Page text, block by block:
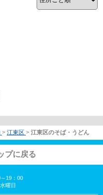
> 江東区 > 江東区のそば・うどん
プに戻る
19：00
曜日